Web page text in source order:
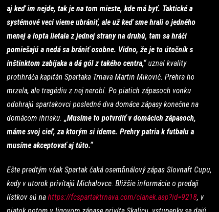
aj keď im nejde, tak je na tom mieste, kde má byť. Taktické a
systémové veci vieme ubrániť, ale už keď sme hrali o jedného
menej a lopta lietala z jednej strany na druhú, tam sa hráči
pomiešajú a nedá sa brániť osobne. Vidno, že je to útočník s
inštinktom zabijaka a dá gól z takého centra,“uznal kvality
protihráča kapitán Spartaka Trnava Martin Mikovič. Prehra ho
mrzela, ale tragédiu z nej nerobí. Po piatich zápasoch vonku
odohrajú spartakovci posledné dva domáce zápasy konečne na
domácom ihrisku. „Musíme to potvrdiť v domácich zápasoch,
máme svoj cieľ, za ktorým si ideme. Prehry patria k futbalu a
musíme akceptovať aj túto.“
Ešte predtým však Spartak čaká osemfinálový zápas Slovnaft Cupu,
kedy v utorok privítajú Michalovce. Bližšie informácie o predaji
lístkov sú na https://fcspartaktrnava.com/clanek.asp?id=9218, v